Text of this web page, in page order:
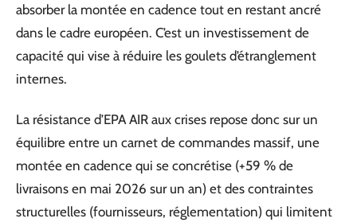
absorber la montée en cadence tout en restant ancré
dans le cadre européen. C’est un investissement de
capacité qui vise à réduire les goulets d’étranglement
internes.
La résistance d’EPA AIR aux crises repose donc sur un
équilibre entre un carnet de commandes massif, une
montée en cadence qui se concrétise (+59 % de
livraisons en mai 2026 sur un an) et des contraintes
structurelles (fournisseurs, réglementation) qui limitent